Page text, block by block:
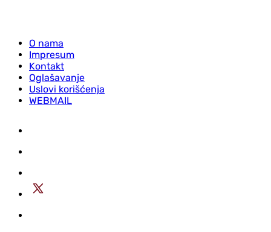
O nama
Impresum
Kontakt
Oglašavanje
Uslovi korišćenja
WEBMAIL